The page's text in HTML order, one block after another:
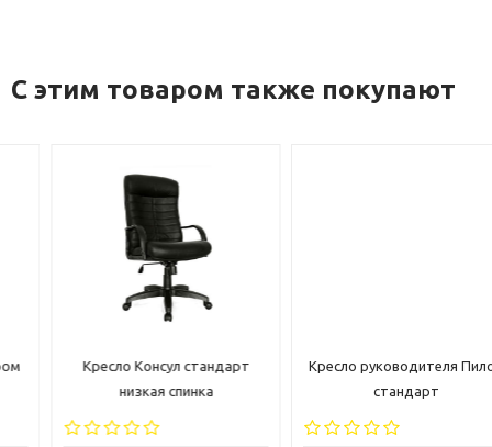
С этим товаром также покупают
Кресло Консул стандарт
низкая спинка
Кресло руководителя Пилот
стандарт